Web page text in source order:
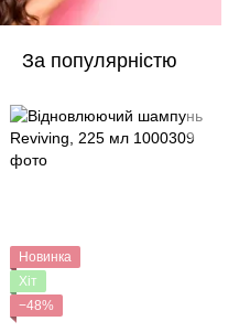
За популярністю
Новинка
Хіт
−48%